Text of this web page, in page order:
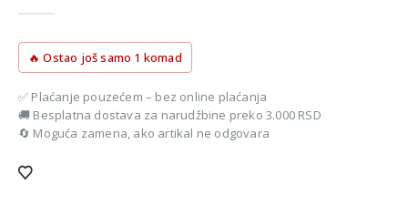
🔥 Ostao još samo 1 komad
✅ Plaćanje pouzećem – bez online plaćanja
🚚 Besplatna dostava za narudžbine preko 3.000 RSD
🔄 Moguća zamena, ako artikal ne odgovara